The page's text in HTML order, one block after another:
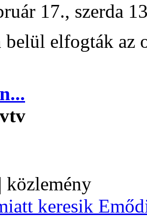
17., szerda
belül elfogták az
közlemény
keresik